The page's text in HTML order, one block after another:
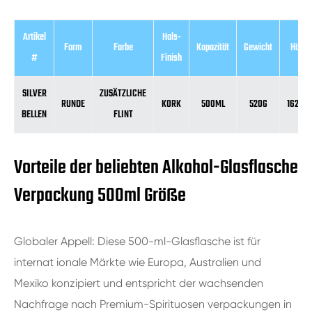
Artikel
#
Form Farbe
Hals-
Finish
Kapazität Gewicht Höhe
SILVER
BELLEN
RUNDE
ZUSÄTZLICHE
FLINT
KORK 500ML 520G 162MM
Vorteile der beliebten Alkohol-Glasflasche
Verpackung 500ml Größe
Globaler Appell: Diese 500-ml-Glasflasche ist für
internat ionale Märkte wie Europa, Australien und
Mexiko konzipiert und entspricht der wachsenden
Nachfrage nach Premium-Spirituosen verpackungen in